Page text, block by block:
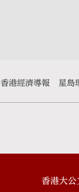
香港經濟導報 星島
香港大公